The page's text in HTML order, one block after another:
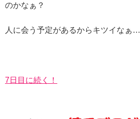
のかなぁ？
人に会う予定があるからキツイなぁ…
7日目に続く！